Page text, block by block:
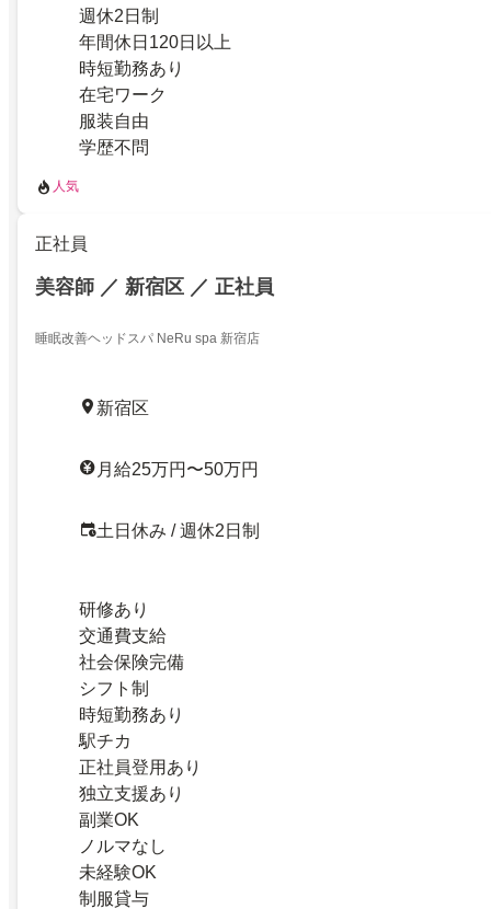
週休2日制
年間休日120日以上
時短勤務あり
在宅ワーク
服装自由
学歴不問
人気
正社員
美容師 ／ 新宿区 ／ 正社員
睡眠改善ヘッドスパ NeRu spa 新宿店
新宿区
月給25万円〜50万円
土日休み / 週休2日制
研修あり
交通費支給
社会保険完備
シフト制
時短勤務あり
駅チカ
正社員登用あり
独立支援あり
副業OK
ノルマなし
未経験OK
制服貸与